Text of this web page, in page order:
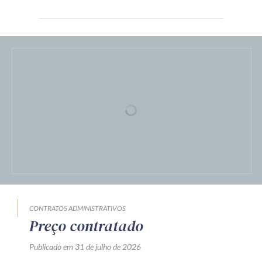
CONTRATOS ADMINISTRATIVOS
Preço contratado
Publicado em 31 de julho de 2026